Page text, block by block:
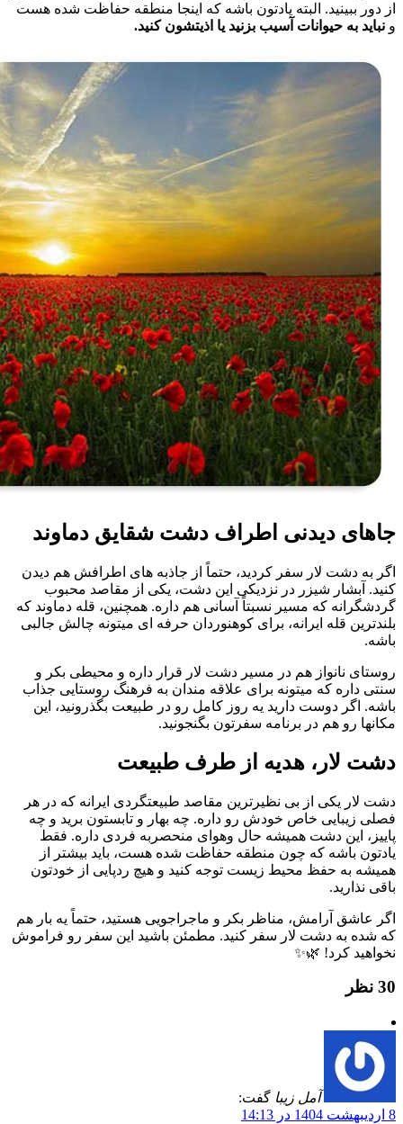
از دور ببینید. البته یادتون باشه که اینجا منطقه حفاظت شده هست
و نباید به حیوانات آسیب بزنید یا اذیتشون کنید.
جاهای دیدنی اطراف دشت شقایق دماوند
اگر به دشت لار سفر کردید، حتماً از جاذبه های اطرافش هم دیدن
کنید. آبشار شیزر در نزدیکی این دشت، یکی از مقاصد محبوب
گردشگرانه که مسیر نسبتاً آسانی هم داره. همچنین، قله دماوند که
بلندترین قله ایرانه، برای کوهنوردان حرفه ای میتونه چالش جالبی
باشه.
روستای نانواز هم در مسیر دشت لار قرار داره و محیطی بکر و
سنتی داره که میتونه برای علاقه مندان به فرهنگ روستایی جذاب
باشه. اگر دوست دارید یه روز کامل رو در طبیعت بگذرونید، این
مکانها رو هم در برنامه سفرتون بگنجونید.
دشت لار، هدیه از طرف طبیعت
دشت لار یکی از بی نظیرترین مقاصد طبیعتگردی ایرانه که در هر
فصلی زیبایی خاص خودش رو داره. چه بهار و تابستون برید و چه
پاییز، این دشت همیشه حال وهوای منحصربه فردی داره. فقط
یادتون باشه که چون منطقه حفاظت شده هست، باید بیشتر از
همیشه به حفظ محیط زیست توجه کنید و هیچ ردپایی از خودتون
باقی نذارید.
اگر عاشق آرامش، مناظر بکر و ماجراجویی هستید، حتماً یه بار هم
که شده به دشت لار سفر کنید. مطمئن باشید این سفر رو فراموش
نخواهید کرد! 🌿✨
‫30 نظر
آمل زیبا گفت:
8 اردیبهشت 1404 در 14:13